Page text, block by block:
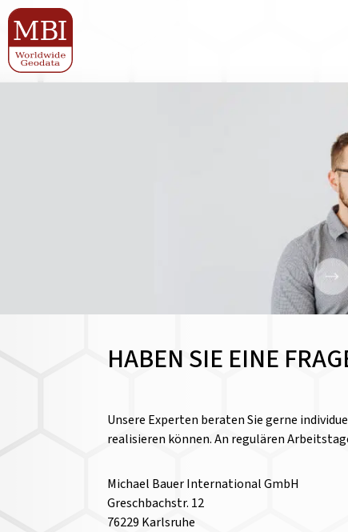
HABEN SIE EINE
Unsere Experten beraten Sie gerne
realisieren können. An regulären
Michael Bauer International GmbH
Greschbachstr. 12
76229 Karlsruhe